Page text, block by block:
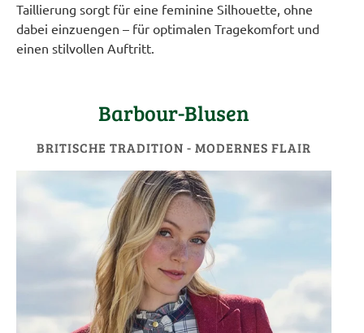
Taillierung sorgt für eine feminine Silhouette, ohne
dabei einzuengen – für optimalen Tragekomfort und
einen stilvollen Auftritt.
Barbour-Blusen
BRITISCHE TRADITION - MODERNES FLAIR